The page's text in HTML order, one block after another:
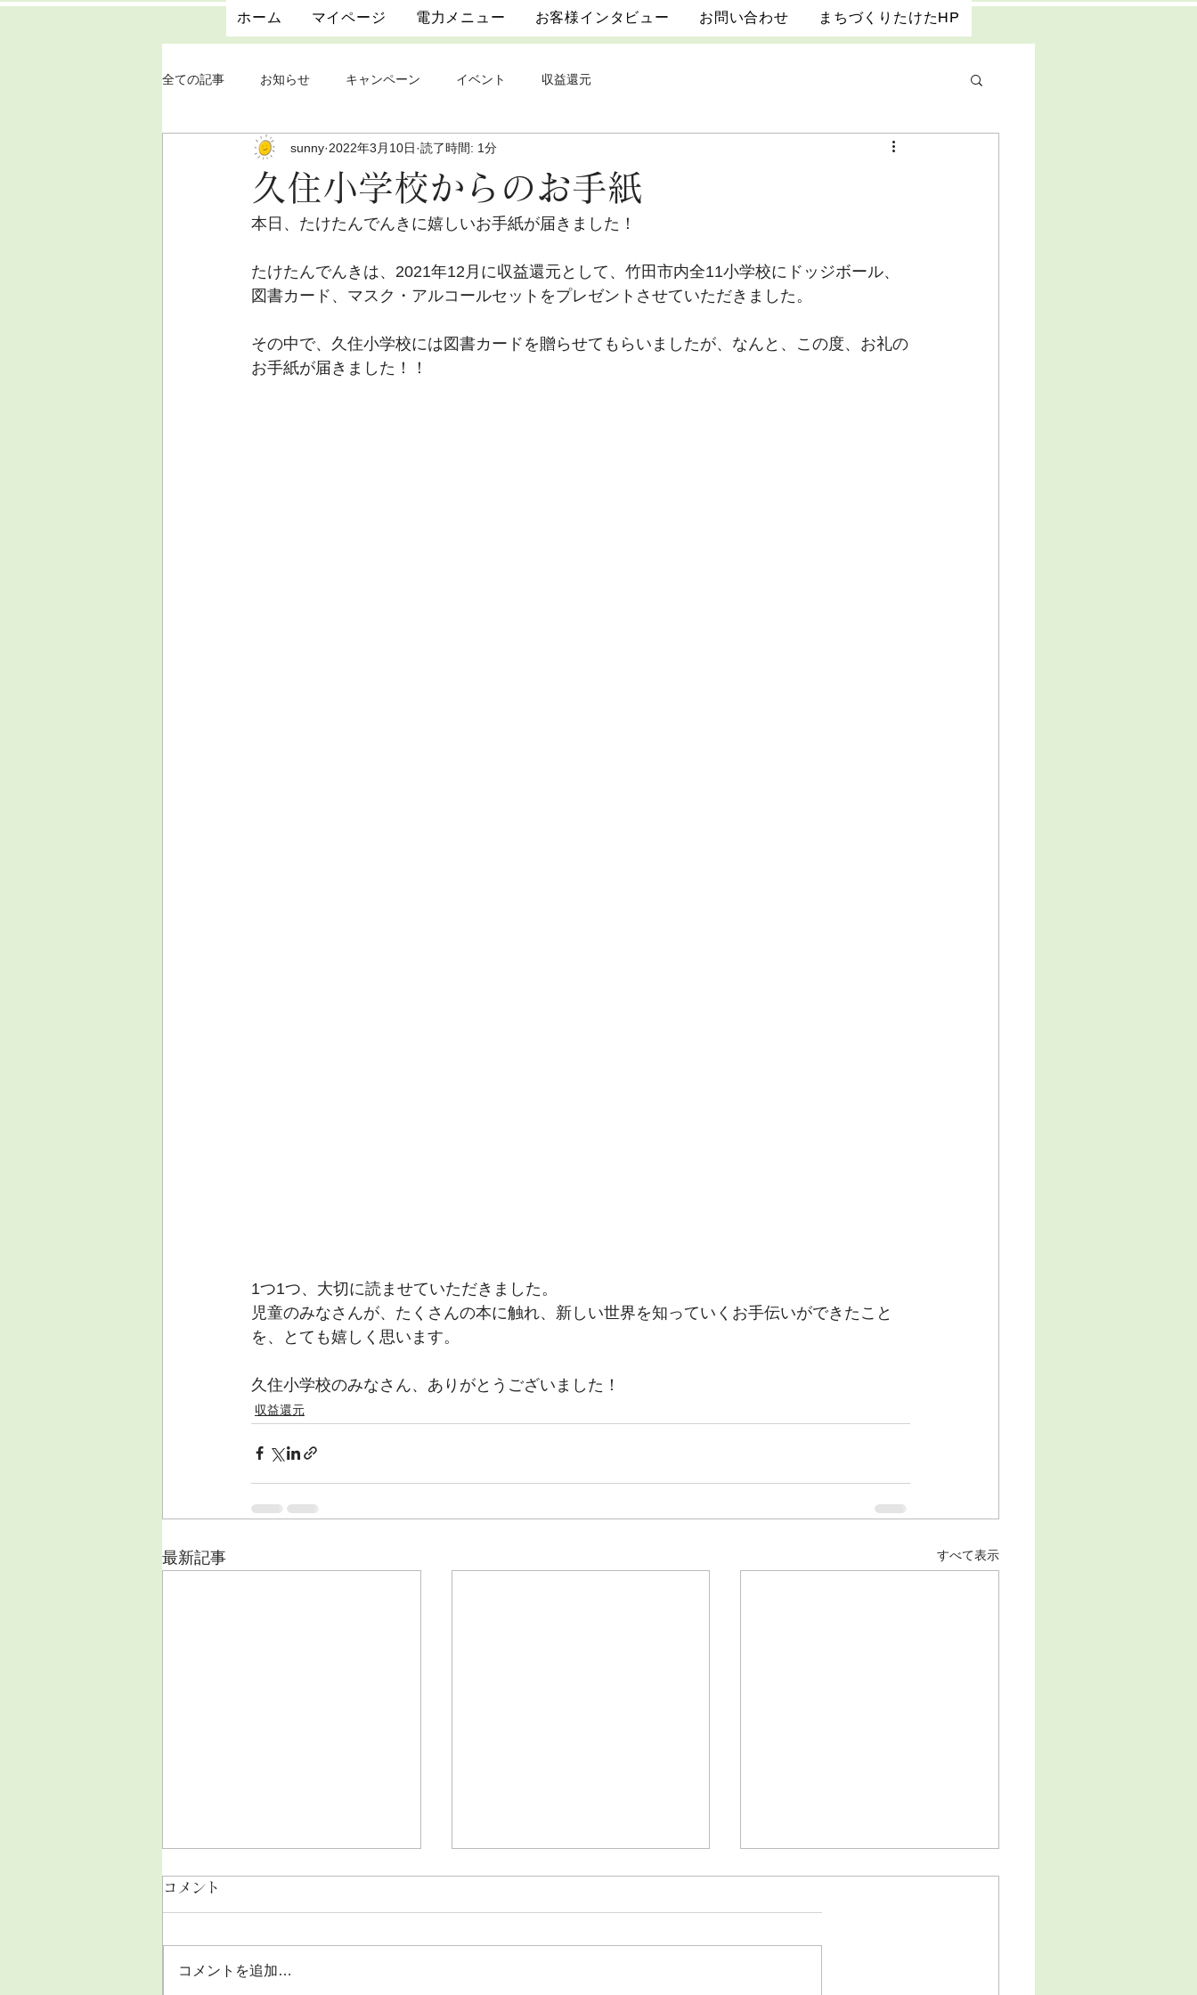
ホーム マイページ 電力メニュー お客様インタビュー お問い合わせ まちづくりたけたHP
全ての記事 お知らせ キャンペーン イベント 収益還元
久住小学校からのお手紙
sunny 2022年3月10日 読了時間: 1分
本日、たけたんでんきに嬉しいお手紙が届きました！
たけたんでんきは、2021年12月に収益還元として、竹田市内全11小学校にドッジボール、
図書カード、マスク・アルコールセットをプレゼントさせていただきました。
その中で、久住小学校には図書カードを贈らせてもらいましたが、なんと、この度、お礼の
お手紙が届きました！！
1つ1つ、大切に読ませていただきました。
児童のみなさんが、たくさんの本に触れ、新しい世界を知っていくお手伝いができたこと
を、とても嬉しく思います。
久住小学校のみなさん、ありがとうございました！
収益還元
最新記事 すべて表示
コメント
コメントを追加…